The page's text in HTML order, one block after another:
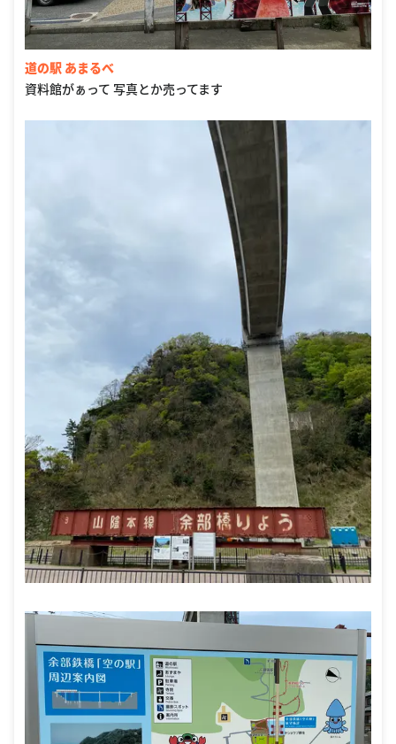
道の駅 あまるべ
資料館がぁって 写真とか売ってます